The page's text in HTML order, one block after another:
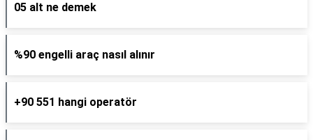
05 alt ne demek
%90 engelli araç nasıl alınır
+90 551 hangi operatör